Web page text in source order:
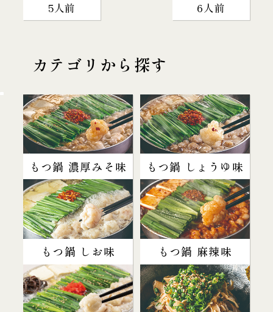
5人前 6人前
カテゴリから探す
もつ鍋 濃厚みそ味 もつ鍋 しょうゆ味
もつ鍋 しお味 もつ鍋 麻辣味